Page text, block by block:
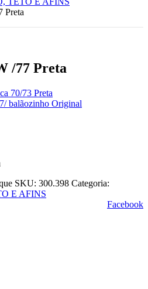
Preta
/77 Preta
70/73 Preta
balãozinho Original
SKU: 300.398 Categoria:
E AFINS
Facebook